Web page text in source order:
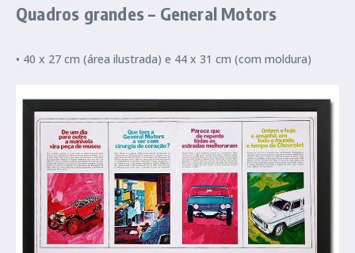
Quadros grandes – General Motors
• 40 x 27 cm (área ilustrada) e 44 x 31 cm (com moldura)